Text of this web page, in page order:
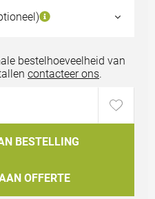
bestelhoeveelheid van
contacteer ons.
BESTELLING
OFFERTE